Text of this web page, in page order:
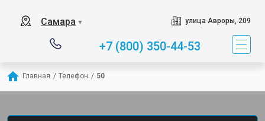
Самара ▼ улица Авроры, 209
+7 (800) 350-44-53
Главная / Телефон / 50